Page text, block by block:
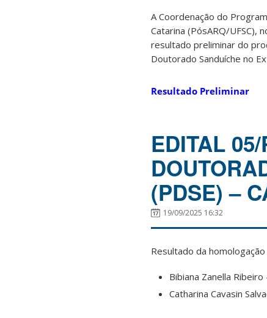
A Coordenação do
Catarina (PósARQ/UFSC),
resultado preliminar do
Doutorado Sanduíche no
Resultado Preliminar
EDITAL
(PDSE) –
19/09/2025 16:32
Resultado da
Bibiana Zanella
Catharina Cavasin